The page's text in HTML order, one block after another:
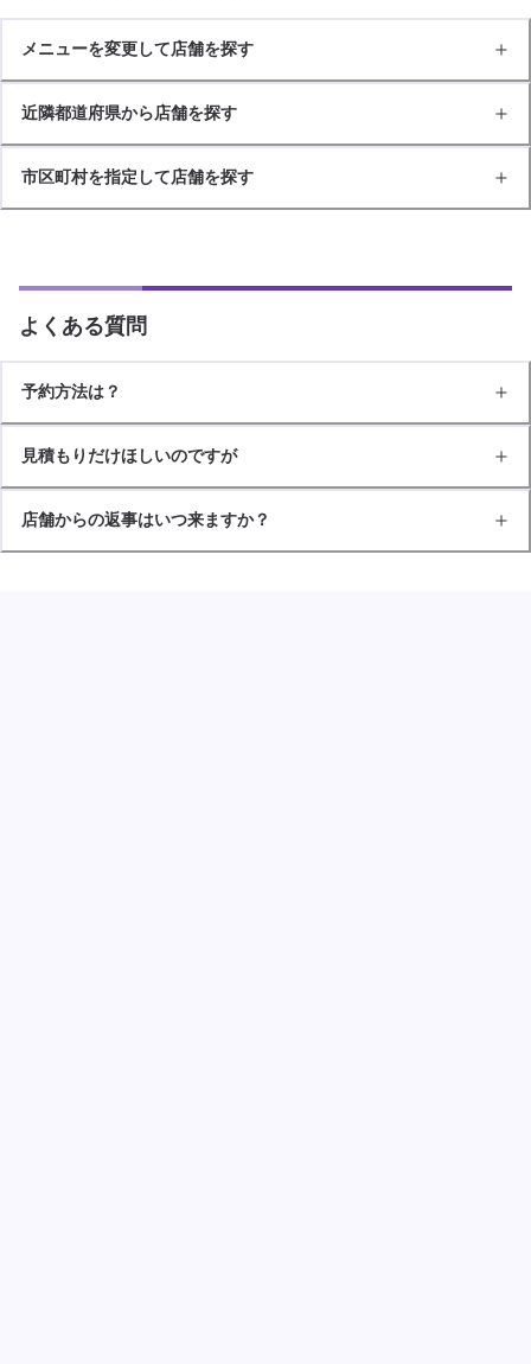
メニューを変更して店舗を探す
近隣都道府県から店舗を探す
市区町村を指定して店舗を探す
よくある質問
予約方法は？
見積もりだけほしいのですが
店舗からの返事はいつ来ますか？